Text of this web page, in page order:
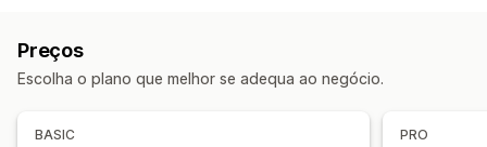
Empresas e escritório
Alemanha
Preços
Escolha o plano que melhor se adequa ao negócio.
BASIC PRO